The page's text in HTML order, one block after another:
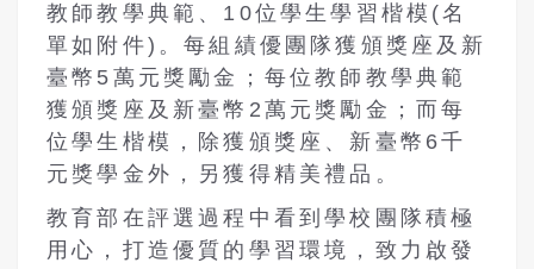
教師教學典範、 10位學生學習楷模 (名
單如附件) 。每組績優團隊獲頒獎座及新
臺幣 5 萬元獎勵金；每位教師教學典範
獲頒獎座及新臺幣 2 萬元獎勵金；而每
位學生楷模，除獲頒獎座、新臺幣 6千
元獎學金外，另獲得精美禮品。
教育部在評選過程中看到學校團隊積極
用心，打造優質的學習環境，致力啟發